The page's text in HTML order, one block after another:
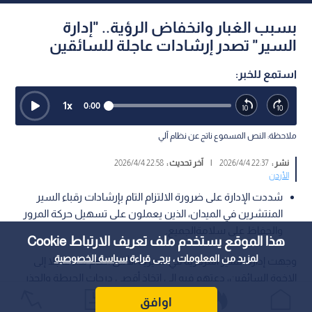
هذا الموقع يستخدم ملف تعريف الارتباط Cookie
لمزيد من المعلومات ، يرجى قراءةسياسة الخصوصية
اوافق
بسبب الغبار وانخفاض الرؤية.. "إدارة
السير" تصدر إرشادات عاجلة للسائقين
استمع للخبر:
0:00
1x
ملاحظة: النص المسموع ناتج عن نظام آلي
نشر :22:37 2026/4/4
| آخر تحديث :22:58 2026/4/4
الأردن
شددت الإدارة على ضرورة الالتزام التام بإرشادات رقباء السير
المنتشرين في الميدان، الذين يعملون على تسهيل حركة المرور
وجهت إدارة السير المركزية في مديرية الأمن العام نداء عاجلا إلى